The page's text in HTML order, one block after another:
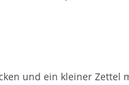
und ein kleiner Zettel